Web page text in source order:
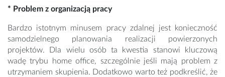
* Problem z organizacją pracy
Bardzo istotnym minusem pracy zdalnej jest konieczność
samodzielnego planowania realizacji powierzonych
projektów. Dla wielu osób ta kwestia stanowi kluczową
wadę trybu home office, szczególnie jeśli mają problem z
utrzymaniem skupienia. Dodatkowo warto też podkreślić, że